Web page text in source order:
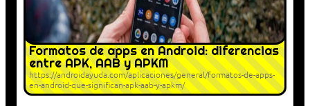
Formatos de apps en Android: diferencias
entre APK, AAB y APKM
https://androidayuda.com/aplicaciones/general/formatos-de-apps-
en-android-que-significan-apk-aab-y-apkm/